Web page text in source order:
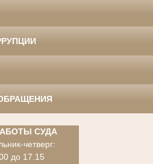
СУДА
четверг:
до 17.15